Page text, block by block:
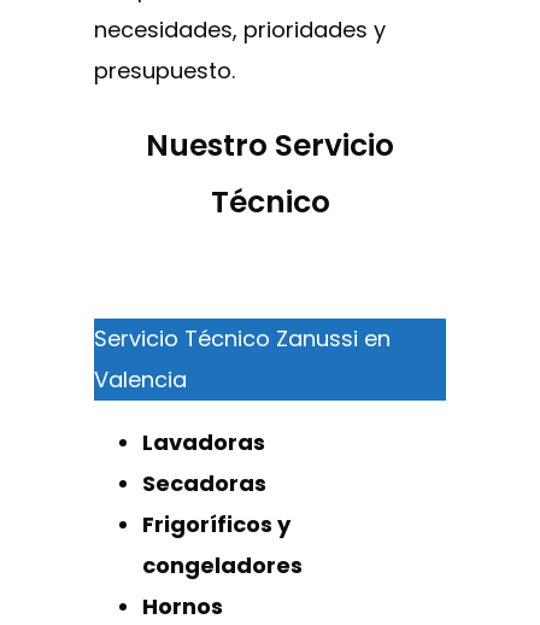
necesidades, prioridades y
presupuesto.
Nuestro Servicio
Técnico
Servicio Técnico Zanussi en
Valencia
Lavadoras
Secadoras
Frigoríficos y
congeladores
Hornos